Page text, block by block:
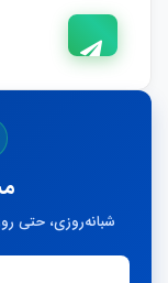
شبانه‌روزی، حتی